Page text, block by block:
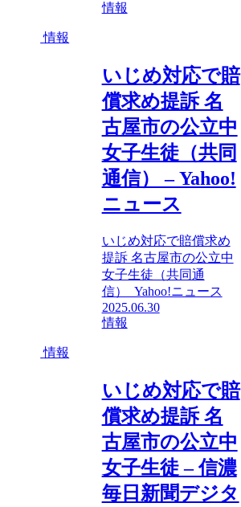
情報
情報
いじめ対応で賠
償求め提訴 名
古屋市の公立中
女子生徒（共同
通信） – Yahoo!
ニュース
いじめ対応で賠償求め
提訴 名古屋市の公立中
女子生徒（共同通
信） Yahoo!ニュース
2025.06.30
情報
情報
いじめ対応で賠
償求め提訴 名
古屋市の公立中
女子生徒 – 信濃
毎日新聞デジタ